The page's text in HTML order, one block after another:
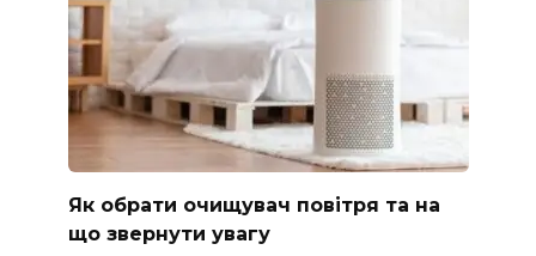
Як обрати очищувач повітря та на
що звернути увагу